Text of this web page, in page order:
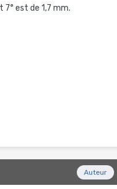
est de 1,7 mm.
Auteur